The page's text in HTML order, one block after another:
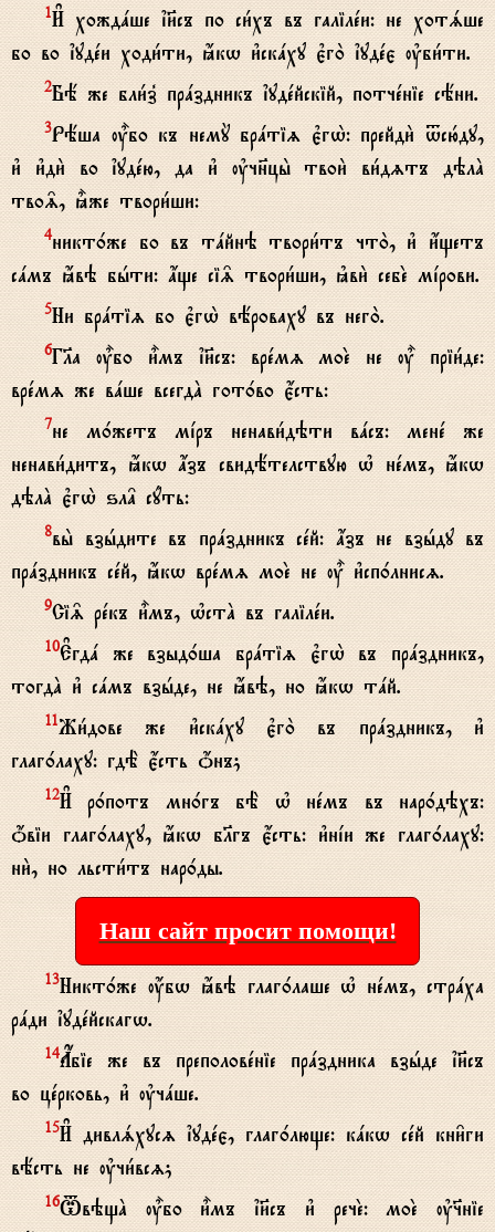
1И# хождaше ї}съ по си1хъ въ галілeи: не хотsше
бо во їудeи ходи1ти, ћкw и3скaху є3го2 їудeє ўби1ти.
2Бё же бли1з8 прaздникъ їудeйскій, потчeніе сёни.
3Рёша u5бо къ немY брaтіz є3гw2: прейди2 tсю1ду,
и3 и3ди2 во їудeю, да и3 ўчн7цы2 твои2 ви1дzтъ дэлA
тво‰, ±же твори1ши:
4никт0же бо въ тaйнэ твори1тъ что2, и3 и4щетъ
сaмъ ћвэ бhти: ѓще сі‰ твори1ши, kви2 себE мjрови.
5Ни брaтіz бо є3гw2 вёроваху въ него2.
6Гlа u5бо и5мъ ї}съ: врeмz моE не u5 пріи1де:
врeмz же вaше всегдA гот0во є4сть:
7не м0жетъ мjръ ненави1дэти вaсъ: менe же
ненави1дитъ, ћкw ѓзъ свидётелствую њ нeмъ, ћкw
дэлA є3гw2 ѕл† сyть:
8вы2 взhдите въ прaздникъ сeй: ѓзъ не взhду въ
прaздникъ сeй, ћкw врeмz моE не u5 и3сп0лнисz.
9Сі‰ рeкъ и5мъ, њстA въ галілeи.
10Е#гдa же взыд0ша брaтіz є3гw2 въ прaздникъ,
тогдA и3 сaмъ взhде, не ћвэ, но ћкw тaй.
11Жи1дове же и3скaху є3го2 въ прaздникъ, и3
глаг0лаху: гдЁ є4сть џнъ;
12И# р0потъ мн0гъ бЁ њ нeмъ въ нар0дэхъ:
џвіи глаг0лаху, ћкw бlгъ є4сть: и3нjи же глаг0лаху:
ни2, но льсти1тъ нар0ды.
Наш сайт просит помощи!
13Никт0же ќбw ћвэ глаг0лаше њ нeмъ, стрaха
рaди їудeйскагw.
14Ѓбіе же въ преполовeніе прaздника взhде ї}съ
во цeрковь, и3 ўчaше.
15И# дивлsхусz їудeє, глаг0люще: кaкw сeй кни6ги
вёсть не ўчи1всz;
16TвэщA u5бо и5мъ ї}съ и3 речE: моE ў§ніе